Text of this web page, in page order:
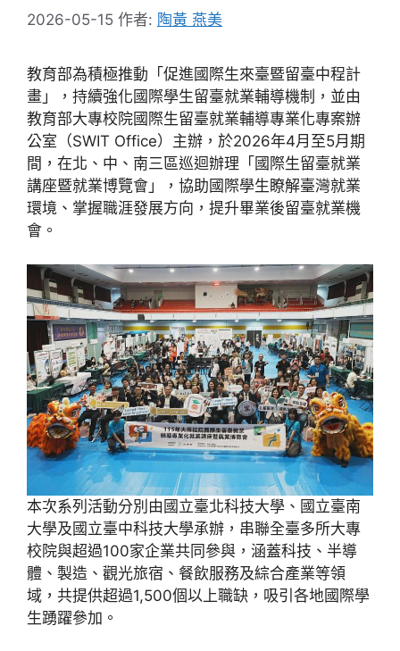
2026-05-15 作者: 陶黃 燕美
教育部為積極推動「促進國際生來臺暨留臺中程計
畫」，持續強化國際學生留臺就業輔導機制，並由
教育部大專校院國際生留臺就業輔導專業化專案辦
公室（SWIT Office）主辦，於2026年4月至5月期
間，在北、中、南三區巡迴辦理「國際生留臺就業
講座暨就業博覽會」，協助國際學生瞭解臺灣就業
環境、掌握職涯發展方向，提升畢業後留臺就業機
會。
本次系列活動分別由國立臺北科技大學、國立臺南
大學及國立臺中科技大學承辦，串聯全臺多所大專
校院與超過100家企業共同參與，涵蓋科技、半導
體、製造、觀光旅宿、餐飲服務及綜合產業等領
域，共提供超過1,500個以上職缺，吸引各地國際學
生踴躍參加。